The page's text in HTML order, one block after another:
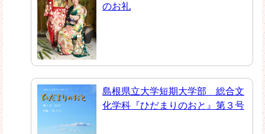
のお礼
島根県立大学短期大学部 総合文
化学科『ひだまりのおと』第３号